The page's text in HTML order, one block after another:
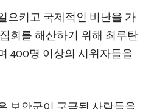
으키고 국제적인 비난을 가
회를 해산하기 위해 최루탄
400명 이상의 시위자들을